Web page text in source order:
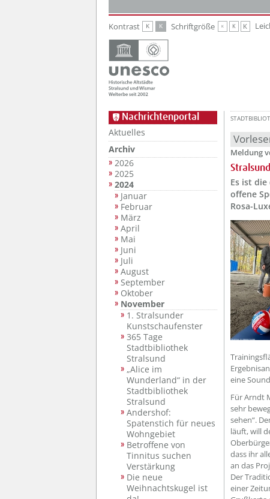
Kontrast K K Schriftgröße K K K
Nachrichtenportal
Aktuelles
Archiv
2026
2025
2024
Januar
Februar
März
April
Mai
Juni
Juli
August
September
Oktober
November
1. Stralsunder
Kunstschaufenster
365 Tage
Stadtbibliothek
Stralsund
„Alice im
Wunderland“ in der
Stadtbibliothek
Stralsund
Andershof:
Spatenstich für neues
Wohngebiet
Betroffene von
Tinnitus suchen
Verstärkung
Die neue
Weihnachtskugel ist
Meldung
Es ist
offene
Rosa-
eine
Für Arndt
sehr
sehen“.
läuft, will
dass ihr
an das
Der
einer